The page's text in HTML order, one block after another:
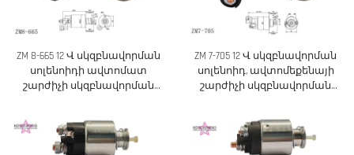
ZM 8-665 12 Վ սկզբնավորման
սոլենոիդի ավտոմատ
շարժիչի սկզբնավորման
ZM 7-705 12 Վ սկզբնավորման
սոլենոիդ, ավտոմեքենայի
շարժիչի սկզբնավորման